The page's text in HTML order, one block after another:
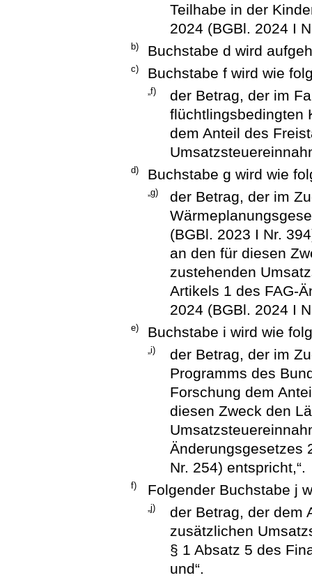
Teilhabe in der
2024 (BGBl. 2024 I
b) Buchstabe d wird
c) Buchstabe f wird wie
„f)
der Betrag, der im
flüchtlingsbedingten
dem Anteil des
d) Buchstabe g wird wie
„g)
der Betrag, der im
(BGBl. 2023 I Nr.
an den für diesen
zustehenden
Artikels 1 des FAG-
2024 (BGBl. 2024 I
e) Buchstabe i wird wie
„i)
der Betrag, der im
Programms des
Forschung dem
diesen Zweck den
Änderungsgesetzes
Nr. 254) entspricht,“.
f) Folgender Buchstabe j
„j)
der Betrag, der dem
zusätzlichen
§ 1 Absatz 5 des
und“.